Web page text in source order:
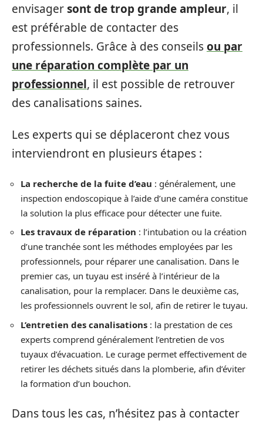
envisagersont de trop grande ampleur, il
est préférable de contacter des
professionnels. Grâce à des conseilsou par
une réparation complète par un
professionnel, il est possible de retrouver
des canalisations saines.
Les experts qui se déplaceront chez vous
interviendront en plusieurs étapes :
La recherche de la fuite d’eau : généralement, une
inspection endoscopique à l’aide d’une caméra constitue
la solution la plus efficace pour détecter une fuite.
Les travaux de réparation : l’intubation ou la création
d’une tranchée sont les méthodes employées par les
professionnels, pour réparer une canalisation. Dans le
premier cas, un tuyau est inséré à l’intérieur de la
canalisation, pour la remplacer. Dans le deuxième cas,
les professionnels ouvrent le sol, afin de retirer le tuyau.
L’entretien des canalisations : la prestation de ces
experts comprend généralement l’entretien de vos
tuyaux d’évacuation. Le curage permet effectivement de
retirer les déchets situés dans la plomberie, afin d’éviter
la formation d’un bouchon.
Dans tous les cas, n’hésitez pas à contacter